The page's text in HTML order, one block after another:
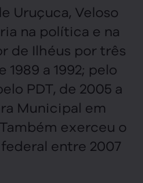
Uruçuca, Veloso
na política e na
de Ilhéus por três
1989 a 1992; pelo
PDT, de 2005 a
Municipal em
exerceu o
entre 2007